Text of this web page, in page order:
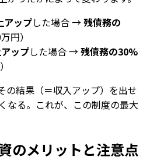
アップした場合 →残債務の
円）
ップした場合 →残債務の30%
の結果（＝収入アップ）を出せ
なる。これが、この制度の最大
のメリットと注意点